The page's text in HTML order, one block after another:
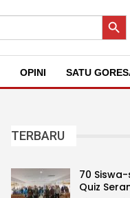
SEARCH
OPINI SATU
TERBARU
70
Quiz